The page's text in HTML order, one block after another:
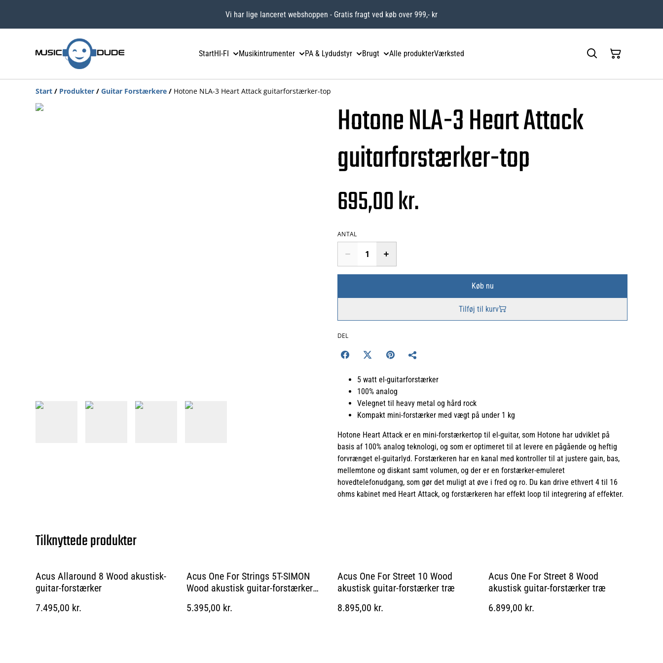
Vi har lige lanceret webshoppen - Gratis fragt ved køb over 999,- kr
StartHI-FI Musikintrumenter PA & Lydudstyr Brugt Alle produkterVærksted
Start / Produkter / Guitar Forstærkere / Hotone NLA-3 Heart Attack guitarforstærker-top
Hotone NLA-3 Heart Attack
guitarforstærker-top
695,00 kr.
ANTAL
Køb nu
Tilføj til kurv
DEL
5 watt el-guitarforstærker
100% analog
Velegnet til heavy metal og hård rock
Kompakt mini-forstærker med vægt på under 1 kg
Hotone Heart Attack er en mini-forstærkertop til el-guitar, som Hotone har udviklet på
basis af 100% analog teknologi, og som er optimeret til at levere en pågående og heftig
forvrænget el-guitarlyd. Forstærkeren har en kanal med kontroller til at justere gain, bas,
mellemtone og diskant samt volumen, og der er en forstærker-emuleret
hovedtelefonudgang, som gør det muligt at øve i fred og ro. Du kan drive ethvert 4 til 16
ohms kabinet med Heart Attack, og forstærkeren har effekt loop til integrering af effekter.
Tilknyttede produkter
Acus Allaround 8 Wood akustisk-
guitar-forstærker
7.495,00 kr.
Acus One For Strings 5T-SIMON
Wood akustisk guitar-forstærker
5.395,00 kr.
Acus One For Street 10 Wood
akustisk guitar-forstærker træ
8.895,00 kr.
Acus One For Street 8 Wood
akustisk guitar-forstærker træ
6.899,00 kr.